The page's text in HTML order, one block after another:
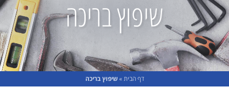
שיפוץ בריכה
דף הבית»שיפוץ בריכה